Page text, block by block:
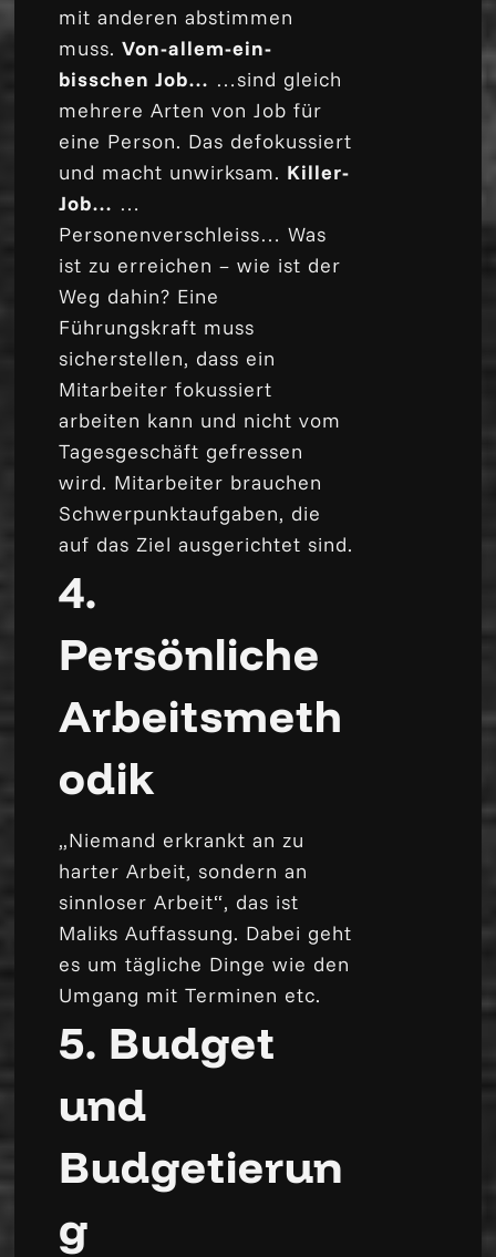
mit anderen abstimmen
muss.Von-allem-ein-
bisschen Job… …sind gleich
mehrere Arten von Job für
eine Person. Das defokussiert
und macht unwirksam. Killer-
Job… …
Personenverschleiss… Was
ist zu erreichen – wie ist der
Weg dahin? Eine
Führungskraft muss
sicherstellen, dass ein
Mitarbeiter fokussiert
arbeiten kann und nicht vom
Tagesgeschäft gefressen
wird. Mitarbeiter brauchen
Schwerpunktaufgaben, die
auf das Ziel ausgerichtet sind.
4.
Persönliche
Arbeitsmeth
odik
„Niemand erkrankt an zu
harter Arbeit, sondern an
sinnloser Arbeit“, das ist
Maliks Auffassung. Dabei geht
es um tägliche Dinge wie den
Umgang mit Terminen etc.
5. Budget
und
Budgetierun
g